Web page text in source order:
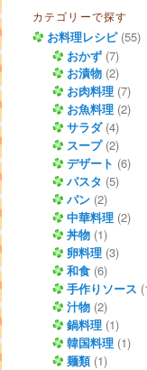
カテゴリーで探す
お料理レシピ(55)
おかず (7)
お漬物 (2)
お肉料理 (7)
お魚料理 (2)
サラダ(4)
スープ(2)
デザート (6)
パスタ (5)
パン (2)
中華料理 (2)
丼物 (1)
卵料理 (3)
和食 (6)
手作りソース
汁物 (2)
鍋料理 (1)
韓国料理 (1)
麺類(1)